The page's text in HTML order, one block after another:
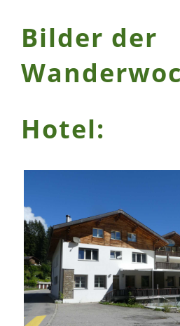
Bilder der
Hotel: